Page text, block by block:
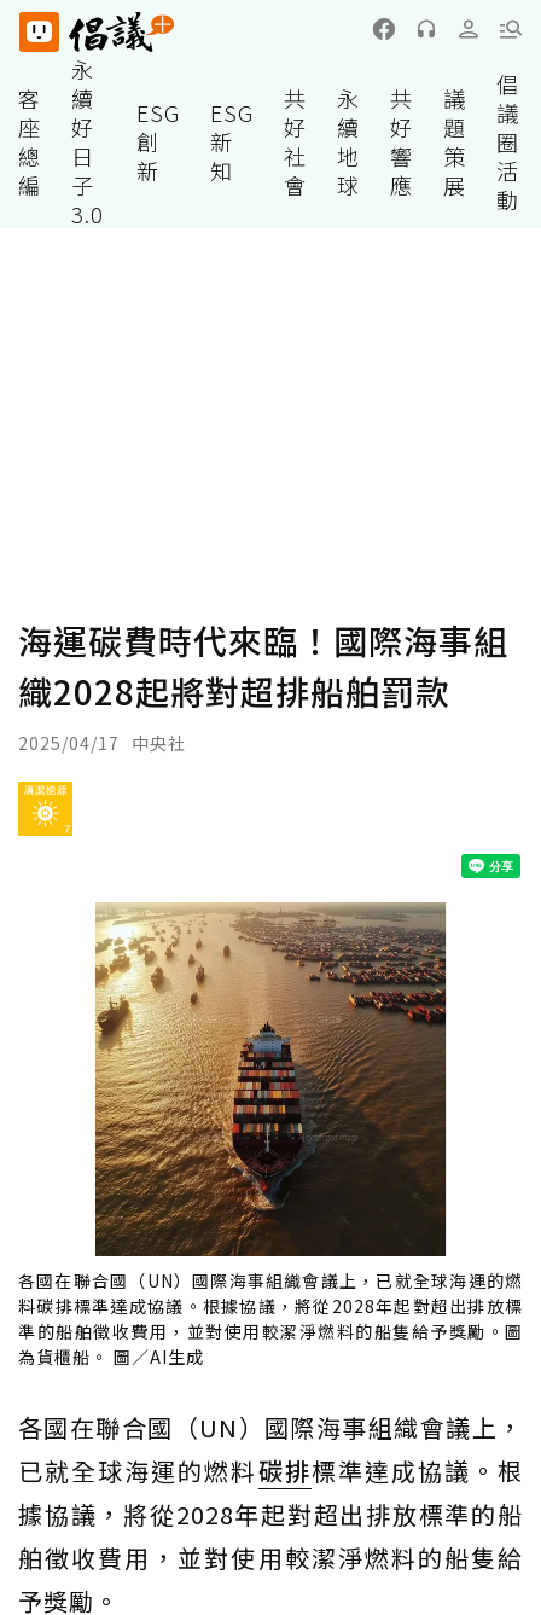
客
座
總
編
永
續
好
日
子
3.0
ESG
創
新
ESG
新
知
共
好
社
會
永
續
地
球
共
好
響
應
議
題
策
展
倡
議
圈
活
動
海運碳費時代來臨！國際海事組
織2028起將對超排船舶罰款
2025/04/17 中央社
各國在聯合國（UN）國際海事組織會議上，已就全球海運的燃
料碳排標準達成協議。根據協議，將從2028年起對超出排放標
準的船舶徵收費用，並對使用較潔淨燃料的船隻給予獎勵。圖
為貨櫃船。 圖／AI生成
各國在聯合國（UN）國際海事組織會議上，
已就全球海運的燃料碳排標準達成協議。根
據協議，將從2028年起對超出排放標準的船
舶徵收費用，並對使用較潔淨燃料的船隻給
予獎勵。